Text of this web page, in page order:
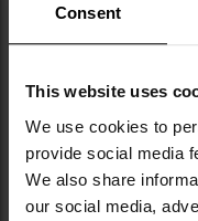
Consent
This website uses
We use cookies to
provide social media
We also share
our social media,
та міцну